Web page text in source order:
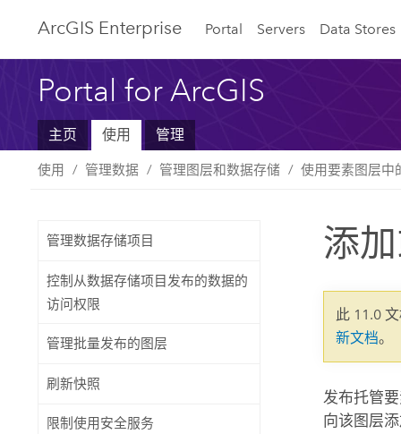
ArcGIS Enterprise Portal Servers Data Stores
Portal for ArcGIS
主页 使用 管理
使用 管理数据 管理图层和数据存储 使用要素图层中
管理数据存储项目
控制从数据存储项目发布的数据的
访问权限
管理批量发布的图层
刷新快照
限制使用安全服务
添
此 11.0
新文档。
发布托管
向该图层